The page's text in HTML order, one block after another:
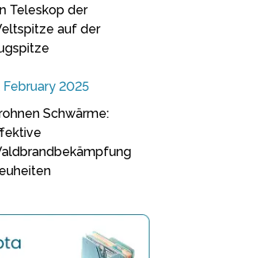
Teleskop der
auf der
February 2025
Schwärme: